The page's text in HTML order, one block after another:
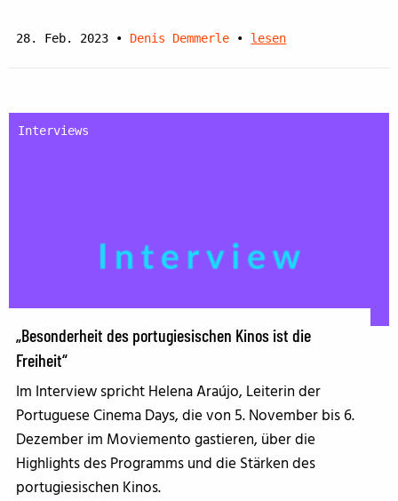
28. Feb. 2023 • Denis Demmerle • lesen
Interviews
„Besonderheit des portugiesischen Kinos ist die
Freiheit“
Im Interview spricht Helena Araújo, Leiterin der
Portuguese Cinema Days, die von 5. November bis 6.
Dezember im Moviemento gastieren, über die
Highlights des Programms und die Stärken des
portugiesischen Kinos.